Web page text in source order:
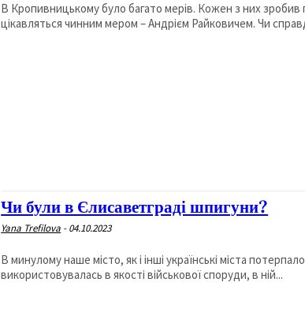
В Кропивницькому було багато мерів. Кожен з них зробив
цікавляться чинним мером – Андрієм Райковичем. Чи
Чи були в Єлисаветграді шпигуни?
Yana Trefilova - 04.10.2023
В минулому наше місто, як і інші українські міста
використовувалась в якості військової споруди, в ній...